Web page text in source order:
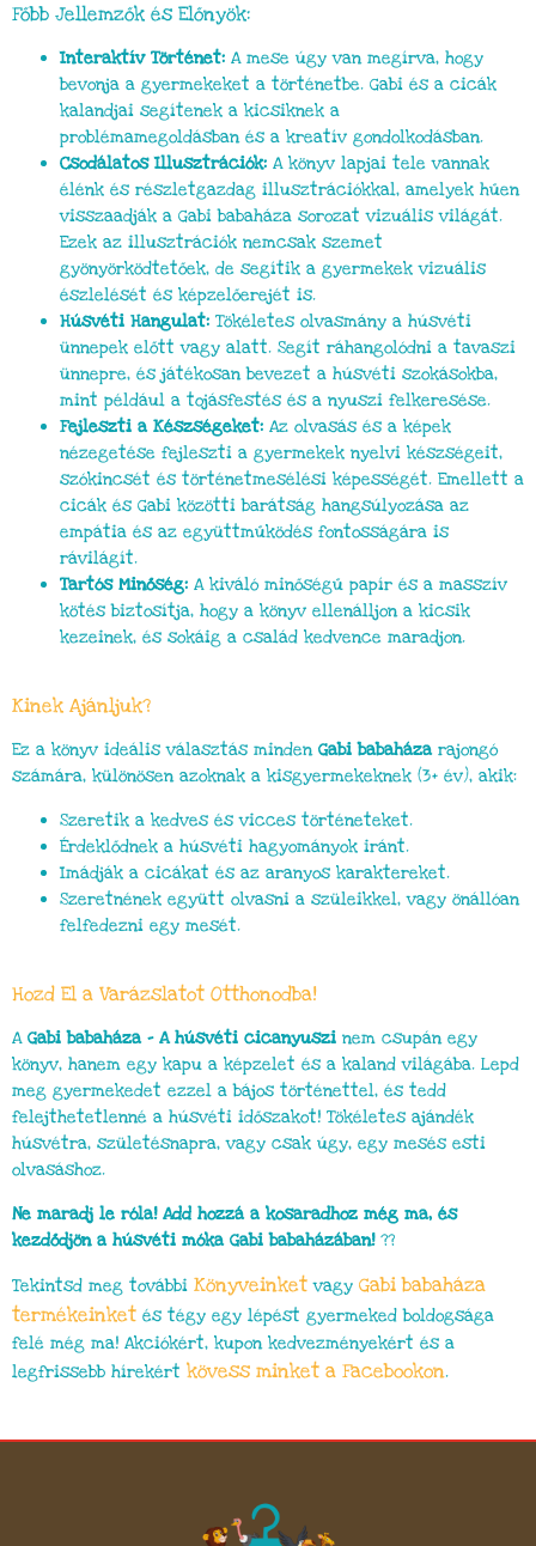
Főbb Jellemzők és Előnyök:
Interaktív Történet: A mese úgy van megírva, hogy
bevonja a gyermekeket a történetbe. Gabi és a cicák
kalandjai segítenek a kicsiknek a
problémamegoldásban és a kreatív gondolkodásban.
Csodálatos Illusztrációk: A könyv lapjai tele vannak
élénk és részletgazdag illusztrációkkal, amelyek hűen
visszaadják a Gabi babaháza sorozat vizuális világát.
Ezek az illusztrációk nemcsak szemet
gyönyörködtetőek, de segítik a gyermekek vizuális
észlelését és képzelőerejét is.
Húsvéti Hangulat: Tökéletes olvasmány a húsvéti
ünnepek előtt vagy alatt. Segít ráhangolódni a tavaszi
ünnepre, és játékosan bevezet a húsvéti szokásokba,
mint például a tojásfestés és a nyuszi felkeresése.
Fejleszti a Készségeket: Az olvasás és a képek
nézegetése fejleszti a gyermekek nyelvi készségeit,
szókincsét és történetmesélési képességét. Emellett a
cicák és Gabi közötti barátság hangsúlyozása az
empátia és az együttműködés fontosságára is
rávilágít.
Tartós Minőség: A kiváló minőségű papír és a masszív
kötés biztosítja, hogy a könyv ellenálljon a kicsik
kezeinek, és sokáig a család kedvence maradjon.
Kinek Ajánljuk?
Ez a könyv ideális választás minden Gabi babaházarajongó
számára, különösen azoknak a kisgyermekeknek (3+ év), akik:
Szeretik a kedves és vicces történeteket.
Érdeklődnek a húsvéti hagyományok iránt.
Imádják a cicákat és az aranyos karaktereket.
Szeretnének együtt olvasni a szüleikkel, vagy önállóan
felfedezni egy mesét.
Hozd El a Varázslatot Otthonodba!
A Gabi babaháza – A húsvéti cicanyuszi nem csupán egy
könyv, hanem egy kapu a képzelet és a kaland világába. Lepd
meg gyermekedet ezzel a bájos történettel, és tedd
felejthetetlenné a húsvéti időszakot! Tökéletes ajándék
húsvétra, születésnapra, vagy csak úgy, egy mesés esti
olvasáshoz.
Ne maradj le róla! Add hozzá a kosaradhoz még ma, és
kezdődjön a húsvéti móka Gabi babaházában!??
Tekintsd meg további Könyveinket vagy Gabi babaháza
termékeinket és tégy egy lépést gyermeked boldogsága
felé még ma! Akciókért, kupon kedvezményekért és a
legfrissebb hírekért kövess minket a Facebookon.